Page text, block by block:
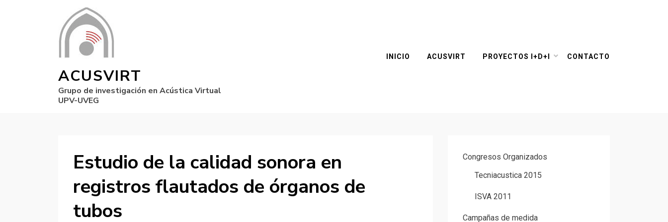
ACUSVIRT
Grupo de investigación en Acústica Virtual
UPV-UVEG
INICIO ACUSVIRT PROYECTOS I+D+I CONTACTO
Estudio de la calidad sonora en
registros flautados de órganos de
tubos
Congresos Organizados
Tecniacustica 2015
ISVA 2011
Campañas de medida